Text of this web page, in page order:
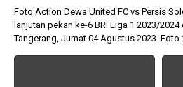
Foto Action Dewa United FC vs Persis
lanjutan pekan ke-6 BRI Liga 1 2023/
Tangerang, Jumat 04 Agustus 2023. Foto